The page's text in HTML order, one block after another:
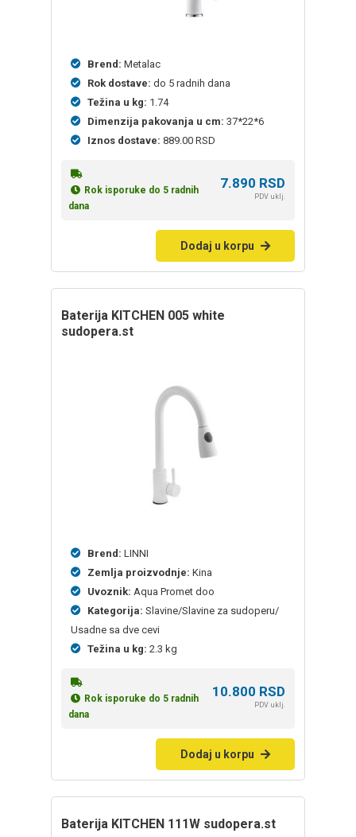
Brend: Metalac
Rok dostave: do 5 radnih dana
Težina u kg: 1.74
Dimenzija pakovanja u cm: 37*22*6
Iznos dostave: 889.00 RSD
Rok isporuke do 5 radnih
dana
7.890 RSD
PDV uklj.
Dodaj u korpu
baterija KITCHEN 005 white
sudopera.st
Brend: LINNI
Zemlja proizvodnje: Kina
Uvoznik: Aqua Promet doo
Kategorija: Slavine/Slavine za sudoperu/
Usadne sa dve cevi
Težina u kg: 2.3 kg
Rok isporuke do 5 radnih
dana
10.800 RSD
PDV uklj.
Dodaj u korpu
baterija KITCHEN 111W sudopera.st